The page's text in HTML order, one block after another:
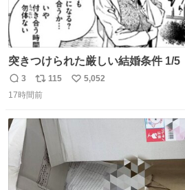
突きつけられた厳しい結婚条件 1/5
返
信
3
リ
ポ
ト
115
い
5,052
17時間前